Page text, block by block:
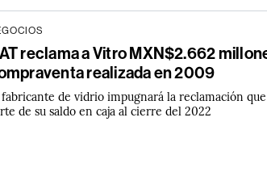
reclama a Vitro MXN$2.662
realizada en 2009
de vidrio impugnará la reclamación
de su saldo en caja al cierre del 2022